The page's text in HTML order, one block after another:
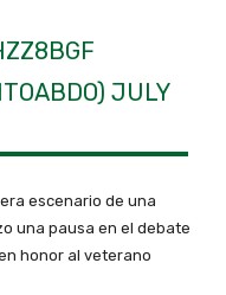
JULY
escenario de una
una pausa en el debate
honor al veterano